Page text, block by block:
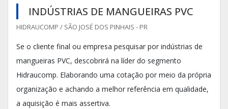
INDÚSTRIAS DE MANGUEIRAS PVC
HIDRAUCOMP / SÃO JOSÉ DOS PINHAIS - PR
Se o cliente final ou empresa pesquisar por indústrias de
mangueiras PVC, descobrirá na líder do segmento
Hidraucomp. Elaborando uma cotação por meio da própria
organização e achando a melhor referência em qualidade,
a aquisição é mais assertiva.